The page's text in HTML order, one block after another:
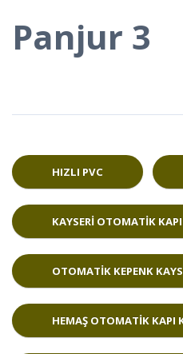
Panjur 3
HIZLI PVC
KAYSERI OTOMATIK KAPI
OTOMATIK KEPENK
HEMAŞ OTOMATIK KAPI